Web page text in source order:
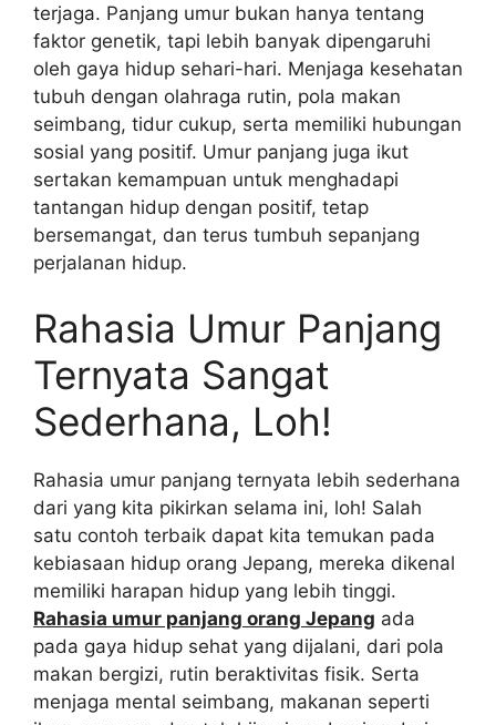
terjaga. Panjang umur bukan hanya tentang
faktor genetik, tapi lebih banyak dipengaruhi
oleh gaya hidup sehari-hari. Menjaga kesehatan
tubuh dengan olahraga rutin, pola makan
seimbang, tidur cukup, serta memiliki hubungan
sosial yang positif. Umur panjang juga ikut
sertakan kemampuan untuk menghadapi
tantangan hidup dengan positif, tetap
bersemangat, dan terus tumbuh sepanjang
perjalanan hidup.
Rahasia Umur Panjang
Ternyata Sangat
Sederhana, Loh!
Rahasia umur panjang ternyata lebih sederhana
dari yang kita pikirkan selama ini, loh! Salah
satu contoh terbaik dapat kita temukan pada
kebiasaan hidup orang Jepang, mereka dikenal
memiliki harapan hidup yang lebih tinggi.
Rahasia umur panjang orang Jepang ada
pada gaya hidup sehat yang dijalani, dari pola
makan bergizi, rutin beraktivitas fisik. Serta
menjaga mental seimbang, makanan seperti